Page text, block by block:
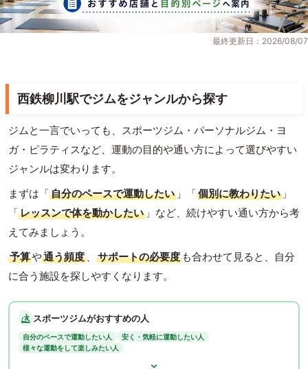
最終更新日：2026/08/07
西鉄柳川駅でジムをジャンルから探す
ジムと一言でいっても、スポーツジム・パーソナルジム・ヨ
ガ・ピラティスなど、運動の目的や通い方によって選びやすい
ジャンルは変わります。
まずは「自分のペースで運動したい 」「個別に教わりたい 」
「レッスンで体を動かしたい 」など、続けやすい通い方から考
えてみましょう。
予算や通う頻度 、 サポートの必要度 も合わせて見ると、自分
に合う施設を探しやすくなります。
スポーツジムがおすすめの人
自分のペースで運動したい人
安く・気軽に運動したい人
様々な運動をして楽しみたい人